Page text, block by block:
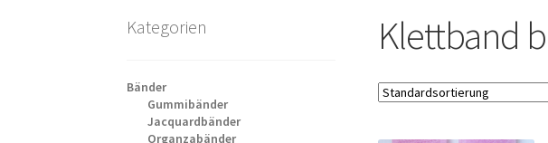
Klettband
Kategorien
Bänder
Gummibänder
Jacquardbänder
Organzabänder